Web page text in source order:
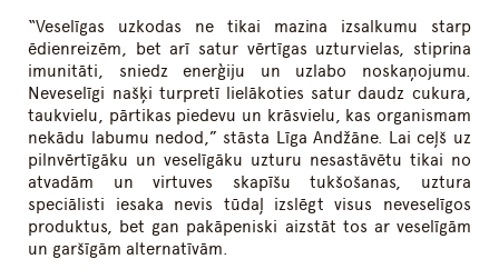
“Veselīgas uzkodas ne tikai mazina izsalkumu starp
ēdienreizēm, bet arī satur vērtīgas uzturvielas, stiprina
imunitāti, sniedz enerģiju un uzlabo noskaņojumu.
Neveselīgi našķi turpretī lielākoties satur daudz cukura,
taukvielu, pārtikas piedevu un krāsvielu, kas organismam
nekādu labumu nedod,” stāsta Līga Andžāne. Lai ceļš uz
pilnvērtīgāku un veselīgāku uzturu nesastāvētu tikai no
atvadām un virtuves skapīšu tukšošanas, uztura
speciālisti iesaka nevis tūdaļ izslēgt visus neveselīgos
produktus, bet gan pakāpeniski aizstāt tos ar veselīgām
un garšīgām alternatīvām.